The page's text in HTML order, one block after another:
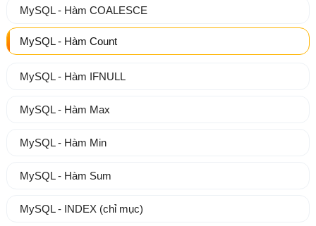
MySQL - Hàm COALESCE
MySQL - Hàm Count
MySQL - Hàm IFNULL
MySQL - Hàm Max
MySQL - Hàm Min
MySQL - Hàm Sum
MySQL - INDEX (chỉ mục)